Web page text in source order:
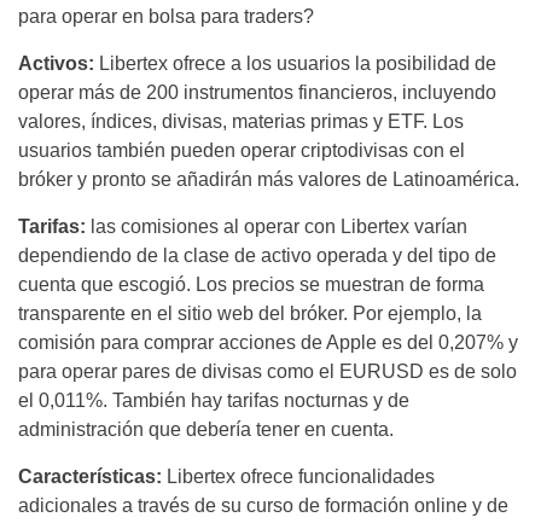
para operar en bolsa para traders?
Activos: Libertex ofrece a los usuarios la posibilidad de
operar más de 200 instrumentos financieros, incluyendo
valores, índices, divisas, materias primas y ETF. Los
usuarios también pueden operar criptodivisas con el
bróker y pronto se añadirán más valores de Latinoamérica.
Tarifas: las comisiones al operar con Libertex varían
dependiendo de la clase de activo operada y del tipo de
cuenta que escogió. Los precios se muestran de forma
transparente en el sitio web del bróker. Por ejemplo, la
comisión para comprar acciones de Apple es del 0,207% y
para operar pares de divisas como el EURUSD es de solo
el 0,011%. También hay tarifas nocturnas y de
administración que debería tener en cuenta.
Características: Libertex ofrece funcionalidades
adicionales a través de su curso de formación online y de